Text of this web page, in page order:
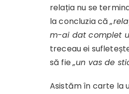
relația nu se
la concluzia că
m-ai dat complet
treceau ei
să fie„un vas de
Asistăm în carte la